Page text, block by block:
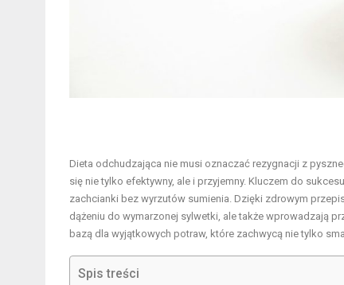
Dieta odchudzająca nie musi oznaczać rezygnacji z
się nie tylko efektywny, ale i przyjemny. Kluczem do
zachcianki bez wyrzutów sumienia. Dzięki zdrowym
dążeniu do wymarzonej sylwetki, ale także wprowadzają
bazą dla wyjątkowych potraw, które zachwycą nie tylko
Spis treści